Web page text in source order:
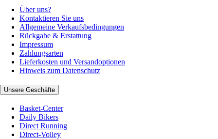
Über uns?
Kontaktieren Sie uns
Allgemeine Verkaufsbedingungen
Rückgabe & Erstattung
Impressum
Zahlungsarten
Lieferkosten und Versandoptionen
Hinweis zum Datenschutz
Unsere Geschäfte
Basket-Center
Daily Bikers
Direct Running
Direct-Volley